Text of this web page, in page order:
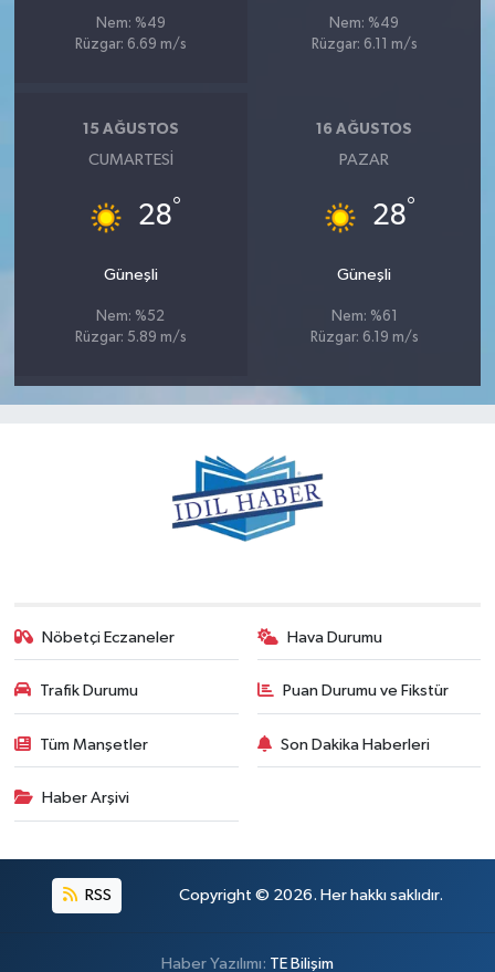
Nem: %49
Rüzgar: 6.69 m/s
Nem: %49
Rüzgar: 6.11 m/s
15 AĞUSTOS
CUMARTESI
28°
Güneşli
Nem: %52
Rüzgar: 5.89 m/s
16 AĞUSTOS
PAZAR
28°
Güneşli
Nem: %61
Rüzgar: 6.19 m/s
Nöbetçi Eczaneler Hava Durumu
Trafik Durumu Puan Durumu ve Fikstür
Tüm Manşetler Son Dakika Haberleri
Haber Arşivi
RSS Copyright © 2026. Her hakkı saklıdır.
Haber Yazılımı: TE Bilişim